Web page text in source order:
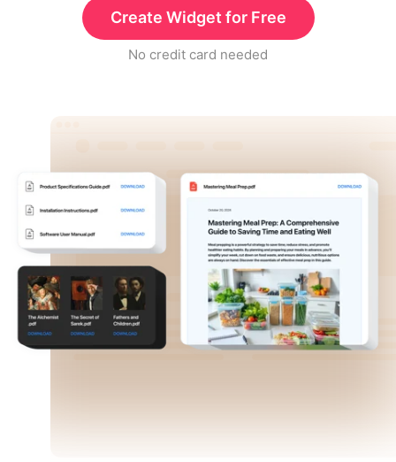
Create Widget for Free
No credit card needed